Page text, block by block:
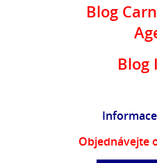
Blog
Blog
Objednávejte